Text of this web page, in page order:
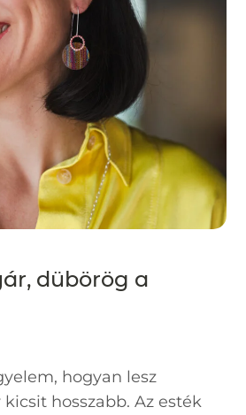
dübörög a
hogyan lesz
hosszabb. Az esték